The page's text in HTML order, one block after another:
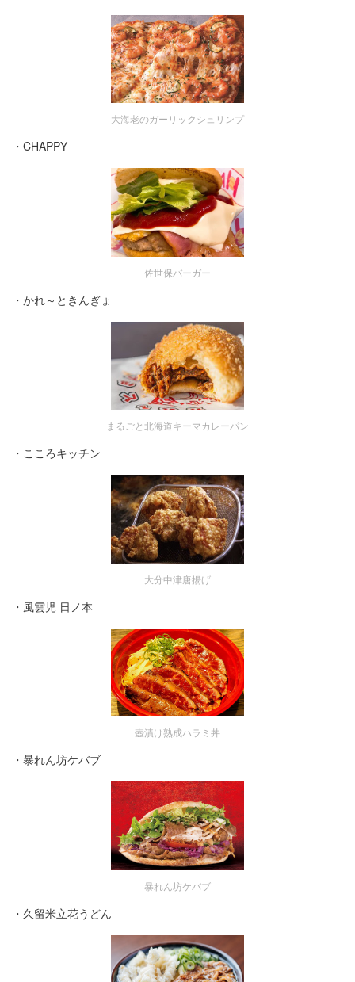
大海老のガーリックシュリンプ
・CHAPPY
佐世保バーガー
・かれ～ときんぎょ
まるごと北海道キーマカレーパン
・こころキッチン
大分中津唐揚げ
・風雲児 日ノ本
壺漬け熟成ハラミ丼
・暴れん坊ケバブ
暴れん坊ケバブ
・久留米立花うどん